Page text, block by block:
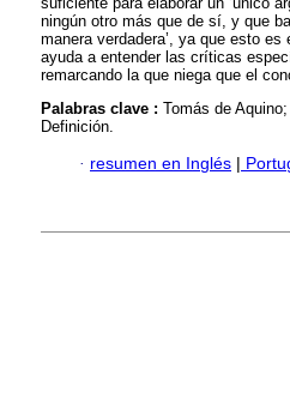
ningún otro más que de sí, y que
manera verdadera’, ya que esto
ayuda a entender las críticas
remarcando la que niega que el
Palabras clave : Tomás de
Definición.
· resumen en Inglés |